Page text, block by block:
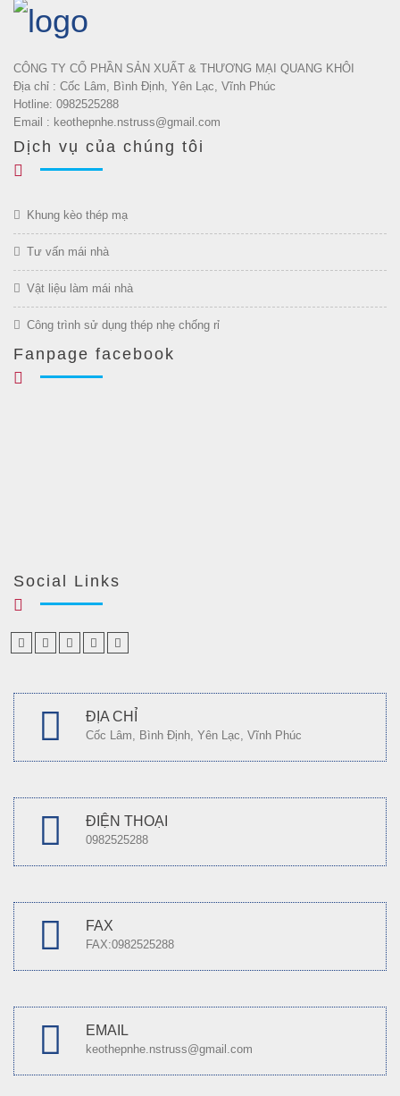
CÔNG TY CỔ PHẦN SẢN XUẤT & THƯƠNG MẠI QUANG KHÔI
Địa chỉ : Cốc Lâm, Bình Định, Yên Lạc, Vĩnh Phúc
Hotline: 0982525288
Email : keothepnhe.nstruss@gmail.com
Dịch vụ của chúng tôi
Khung kèo thép mạ
Tư vấn mái nhà
Vật liệu làm mái nhà
Công trình sử dụng thép nhẹ chống rỉ
Fanpage facebook
Social Links
ĐỊA CHỈ
Cốc Lâm, Bình Định, Yên Lạc, Vĩnh Phúc
ĐIỆN THOẠI
0982525288
FAX
FAX:0982525288
EMAIL
keothepnhe.nstruss@gmail.com